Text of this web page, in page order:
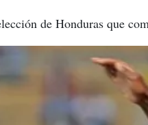
de Honduras que